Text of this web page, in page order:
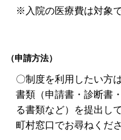
※入院の医療費は対象で
（申請方法）
〇制度を利用したい方
書類（申請書・診断書
る書類など）を提出し
町村窓口でお尋ねくださ